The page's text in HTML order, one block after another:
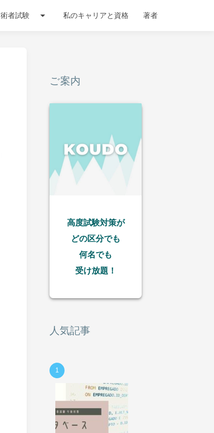
者試験 arrow_drop_down 私のキャリアと資格 著者
ご案内
高度試験対策が
どの区分でも
何名でも
受け放題！
人気記事
1